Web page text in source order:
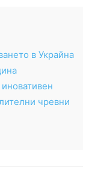
в Украйна
чревни